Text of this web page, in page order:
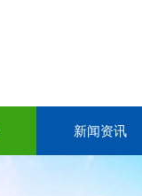
新闻资讯